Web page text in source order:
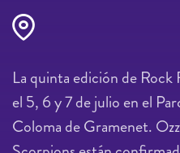
La quinta edición de Rock
el 5, 6 y 7 de julio en el
Coloma de Gramenet.